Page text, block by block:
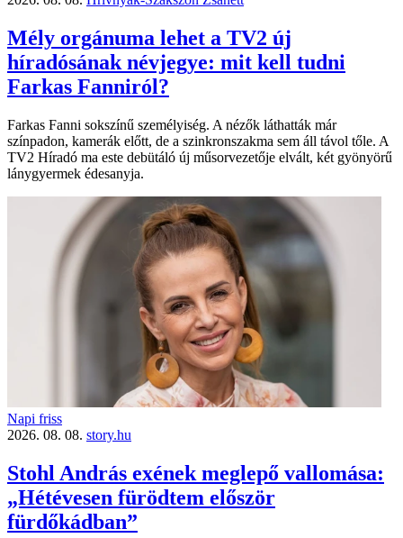
Mély orgánuma lehet a TV2 új
híradósának névjegye: mit kell tudni
Farkas Fanniról?
Farkas Fanni sokszínű személyiség. A nézők láthatták már
színpadon, kamerák előtt, de a szinkronszakma sem áll távol tőle. A
TV2 Híradó ma este debütáló új műsorvezetője elvált, két gyönyörű
lánygyermek édesanyja.
Napi friss
2026. 08. 08. story.hu
Stohl András exének meglepő vallomása:
„Hétévesen fürödtem először
fürdőkádban”